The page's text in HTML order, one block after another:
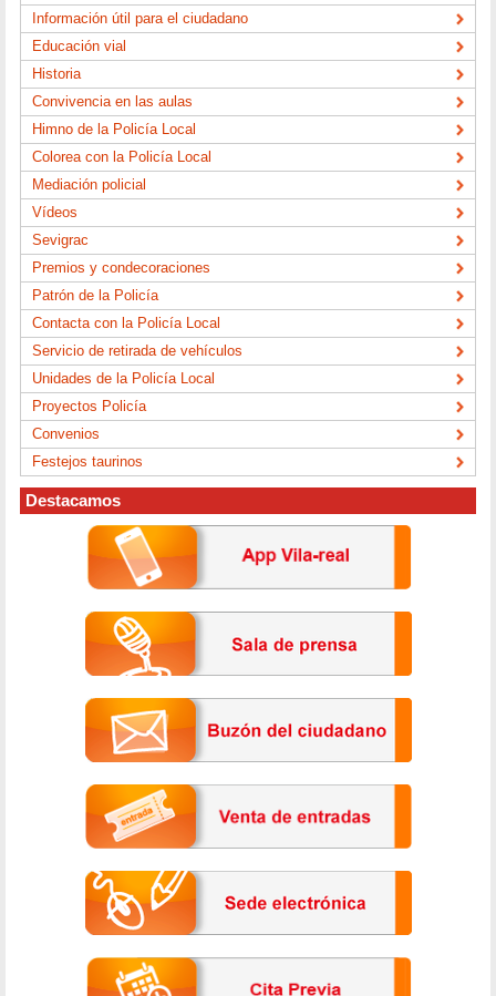
Información útil para el ciudadano
Educación vial
Historia
Convivencia en las aulas
Himno de la Policía Local
Colorea con la Policía Local
Mediación policial
Vídeos
Sevigrac
Premios y condecoraciones
Patrón de la Policía
Contacta con la Policía Local
Servicio de retirada de vehículos
Unidades de la Policía Local
Proyectos Policía
Convenios
Festejos taurinos
Destacamos